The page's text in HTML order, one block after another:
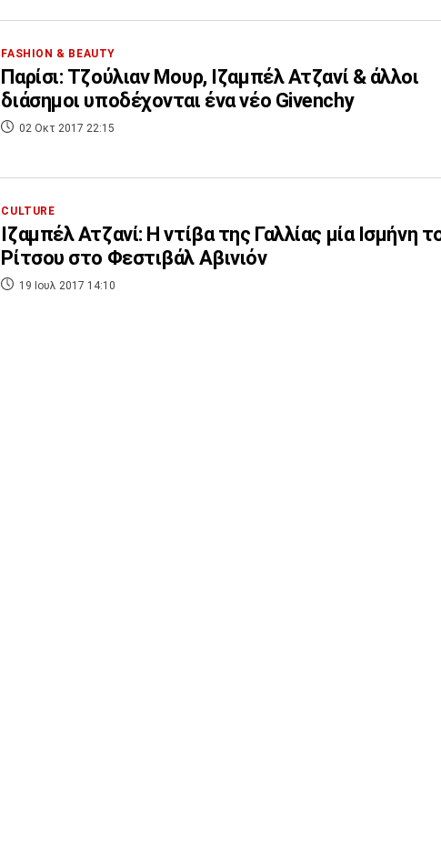
FASHION & BEAUTY
Παρίσι: Τζούλιαν Μουρ, Ιζαμπέλ Ατζανί & άλλοι
διάσημοι υποδέχονται ένα νέο Givenchy
02 Οκτ 2017 22:15
CULTURE
Iζαμπέλ Ατζανί: Η ντίβα της Γαλλίας μία Ισμήνη
Ρίτσου στο Φεστιβάλ Αβινιόν
19 Ιουλ 2017 14:10